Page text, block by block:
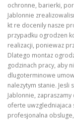
ochronne, barierki,
Jablonnie
kt re docenily nasze
przypadku ogrodzen
realizacji, poniewaz
Dlatego montaz
godzinach pracy, aby
dlugoterminowe
nalezytym stanie.
Jablonnie,
oferte uwzgledniajaca
profesjonalna